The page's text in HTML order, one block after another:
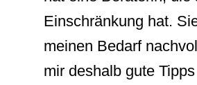
Einschränkung hat.
meinen Bedarf
mir deshalb gute